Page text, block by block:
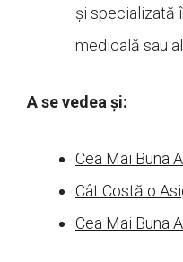
și specializată
medicală sau
A se vedea și:
Cea Mai Buna
Cât Costă o
Cea Mai Buna